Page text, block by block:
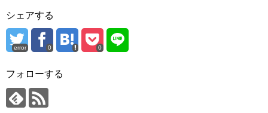
シェアする
error 0 0
フォローする